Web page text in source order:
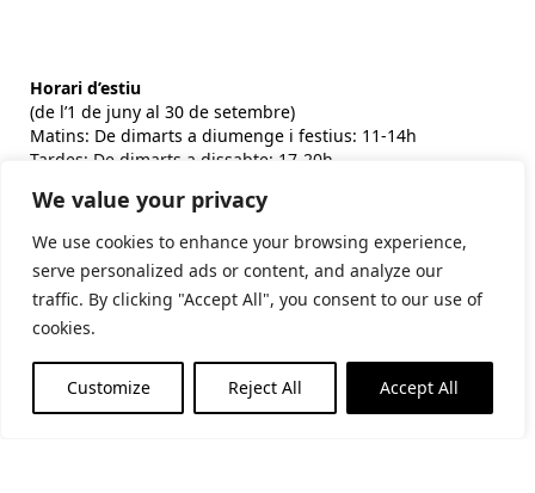
We value your privacy
We use cookies to enhance your browsing experience,
serve personalized ads or content, and analyze our
traffic. By clicking "Accept All", you consent to our use of
cookies.
Customize Reject All Accept All
Horari d’estiu
(de l’1 de juny al 30 de setembre)
Matins: De dimarts a diumenge i festius: 11-14h
Tardes: De dimarts a dissabte: 17-20h
Horari d’hivern
(de l’1 d’octubre al 31 de maig)
Matins: De dimarts a diumenge i festius: 10:30-14h
Tardes: De dijous a dissabte: 17-19h
Subscriu-te al butlletí